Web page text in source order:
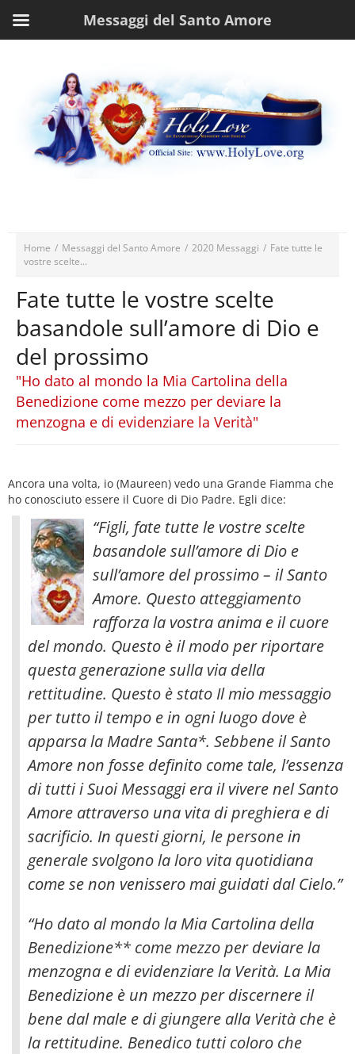
Home / Messaggi del Santo Amore / 2020 Messaggi / Fate tutte le
vostre scelte...
Fate tutte le vostre scelte
basandole sull’amore di Dio e
del prossimo
"Ho dato al mondo la Mia Cartolina della
Benedizione come mezzo per deviare la
menzogna e di evidenziare la Verità"
Ancora una volta, io (Maureen) vedo una Grande Fiamma che
ho conosciuto essere il Cuore di Dio Padre. Egli dice:
“Figli, fate tutte le vostre scelte
basandole sull’amore di Dio e
sull’amore del prossimo – il Santo
Amore. Questo atteggiamento
rafforza la vostra anima e il cuore
del mondo. Questo è il modo per riportare
questa generazione sulla via della
rettitudine. Questo è stato Il mio messaggio
per tutto il tempo e in ogni luogo dove è
apparsa la Madre Santa*. Sebbene il Santo
Amore non fosse definito come tale, l’essenza
di tutti i Suoi Messaggi era il vivere nel Santo
Amore attraverso una vita di preghiera e di
sacrificio. In questi giorni, le persone in
generale svolgono la loro vita quotidiana
come se non venissero mai guidati dal Cielo.”
“Ho dato al mondo la Mia Cartolina della
Benedizione** come mezzo per deviare la
menzogna e di evidenziare la Verità. La Mia
Benedizione è un mezzo per discernere il
bene dal male e di giungere alla Verità che è
la rettitudine. Benedico tutti coloro che
Messaggi del Santo Amore